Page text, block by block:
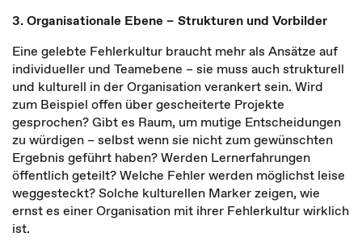
3. Organisationale Ebene – Strukturen und Vorbilder
Eine gelebte Fehlerkultur braucht mehr als Ansätze auf
individueller und Teamebene – sie muss auch strukturell
und kulturell in der Organisation verankert sein. Wird
zum Beispiel offen über gescheiterte Projekte
gesprochen? Gibt es Raum, um mutige Entscheidungen
zu würdigen – selbst wenn sie nicht zum gewünschten
Ergebnis geführt haben? Werden Lernerfahrungen
öffentlich geteilt? Welche Fehler werden möglichst leise
weggesteckt? Solche kulturellen Marker zeigen, wie
ernst es einer Organisation mit ihrer Fehlerkultur wirklich
ist.